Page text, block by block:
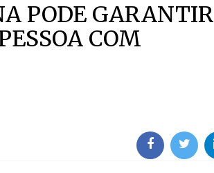
PODE GARANTIR
COM